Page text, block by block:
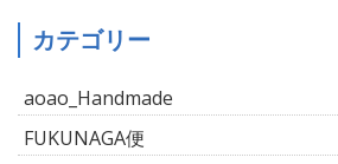
カテゴリー
aoao_Handmade
FUKUNAGA便